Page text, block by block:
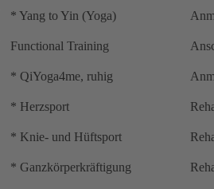
* Yang to Yin (Yoga)
Functional Training
* QiYoga4me, ruhig
* Herzsport
* Knie- und Hüftsport
* Ganzkörperkräftigung